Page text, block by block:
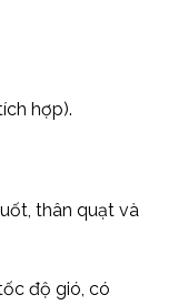
hợp).
thân quạt và
độ gió, có